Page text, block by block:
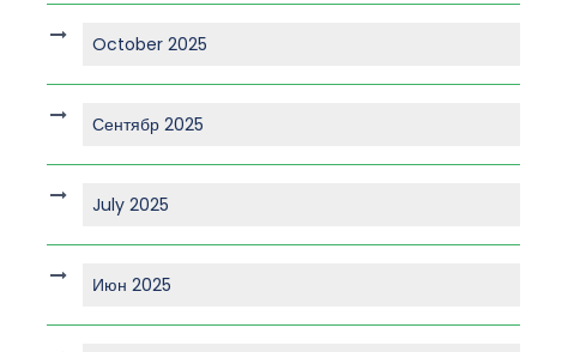
October 2025
Сентябр 2025
July 2025
Июн 2025